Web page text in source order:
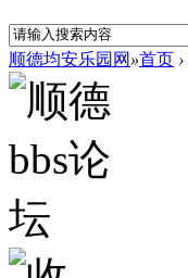
顺德均安乐园网 »首页 ›